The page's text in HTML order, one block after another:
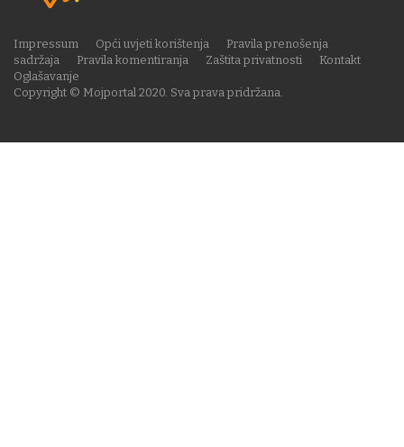
Copyright © Mojportal 2020. Sva prava pridržana.
Impressum Opći uvjeti korištenja
Pravila prenošenja
sadržaja
Pravila komentiranja Zaštita privatnosti
Kontakt
Oglašavanje